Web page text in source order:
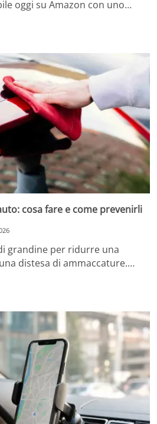
oggi su Amazon con uno…
cosa fare e come prevenirli
grandine per ridurre una
distesa di ammaccature.…